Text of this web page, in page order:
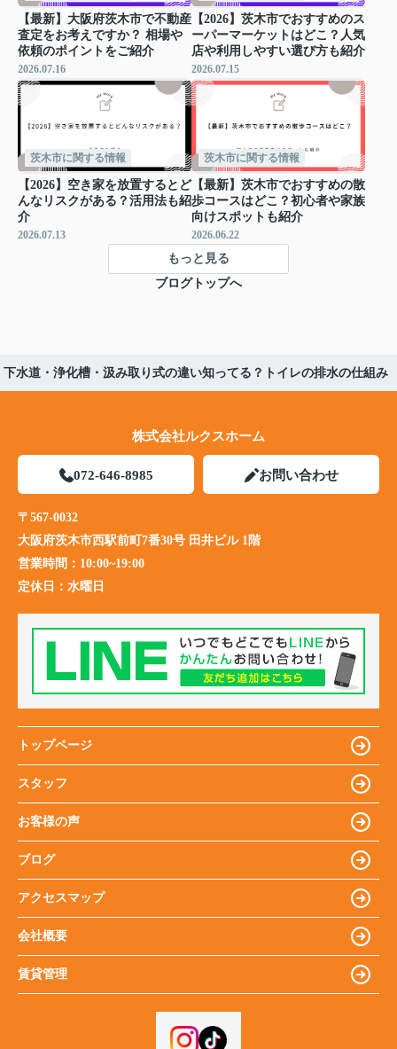
【最新】大阪府茨木市で不動産
査定をお考えですか？ 相場や
依頼のポイントをご紹介
2026.07.16
【2026】茨木市でおすすめのス
ーパーマーケットはどこ？人気
店や利用しやすい選び方も紹介
2026.07.15
茨木市に関する情報
【2026】空き家を放置するとど
んなリスクがある？活用法も紹
介
2026.07.13
茨木市に関する情報
【最新】茨木市でおすすめの散
歩コースはどこ？初心者や家族
向けスポットも紹介
2026.06.22
もっと見る
ブログトップへ
下水道・浄化槽・汲み取り式の違い知ってる？トイレの排水の仕組み
株式会社ルクスホーム
072-646-8985 お問い合わせ
〒567-0032
大阪府茨木市西駅前町7番30号 田井ビル 1階
営業時間： 10:00~19:00
定休日： 水曜日
トップページ
スタッフ
お客様の声
ブログ
アクセスマップ
会社概要
賃貸管理